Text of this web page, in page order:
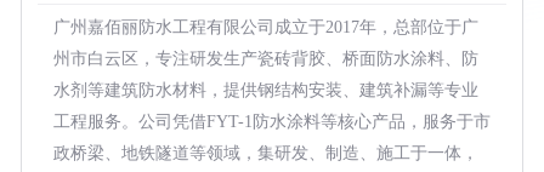
广州嘉佰丽防水工程有限公司成立于2017年，总部位于广
州市白云区，专注研发生产瓷砖背胶、桥面防水涂料、防
水剂等建筑防水材料，提供钢结构安装、建筑补漏等专业
工程服务。公司凭借FYT-1防水涂料等核心产品，服务于市
政桥梁、地铁隧道等领域，集研发、制造、施工于一体，